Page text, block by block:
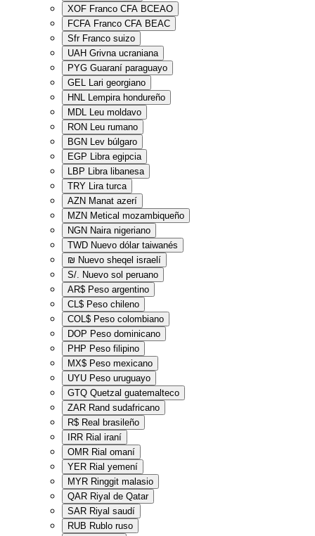
XOF Franco CFA BCEAO
FCFA Franco CFA BEAC
Sfr Franco suizo
UAH Grivna ucraniana
PYG Guaraní paraguayo
GEL Lari georgiano
HNL Lempira hondureño
MDL Leu moldavo
RON Leu rumano
BGN Lev búlgaro
EGP Libra egipcia
LBP Libra libanesa
TRY Lira turca
AZN Manat azerí
MZN Metical mozambiqueño
NGN Naira nigeriano
TWD Nuevo dólar taiwanés
₪ Nuevo sheqel israelí
S/. Nuevo sol peruano
AR$ Peso argentino
CL$ Peso chileno
COL$ Peso colombiano
DOP Peso dominicano
PHP Peso filipino
MX$ Peso mexicano
UYU Peso uruguayo
GTQ Quetzal guatemalteco
ZAR Rand sudafricano
R$ Real brasileño
IRR Rial iraní
OMR Rial omaní
YER Rial yemení
MYR Ringgit malasio
QAR Riyal de Qatar
SAR Riyal saudí
RUB Rublo ruso